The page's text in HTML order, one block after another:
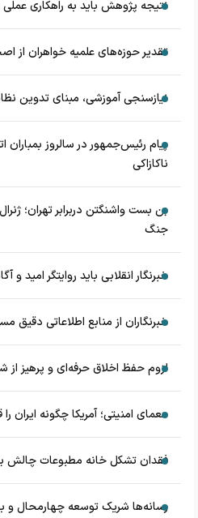
نتیجه پژوهش باید به راهکاری
تقدیر حوزه‌های علمیه خواهران از
نیازسنجی آموزشی، مبنای تدوین
پیام رئیس‌جمهور در سالروز بمباران
ناکازاکی
بن بست واشنگتن دربرابر تهران؛
جنگ
خبرنگار انقلابی باید روایتگر امید و
خبرنگاران از منابع اطلاعاتی دقیق
لزوم حفظ اخلاق حرفه‌ای و پرهیز از
معمای امنیتی؛ آمریکا چگونه ایران را
فقدان تشکل خانه مطبوعات چالش
رسانه‌ها شریک توسعه چهارمحال و